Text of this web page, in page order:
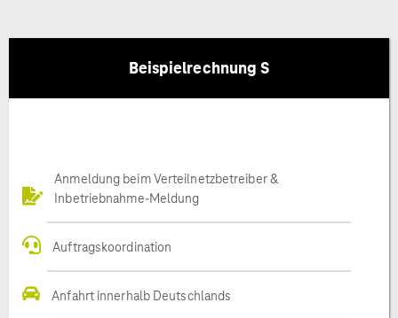
Beispielrechnung S
Anmeldung beim Verteilnetzbetreiber &
Inbetriebnahme-Meldung
Auftragskoordination
Anfahrt innerhalb Deutschlands